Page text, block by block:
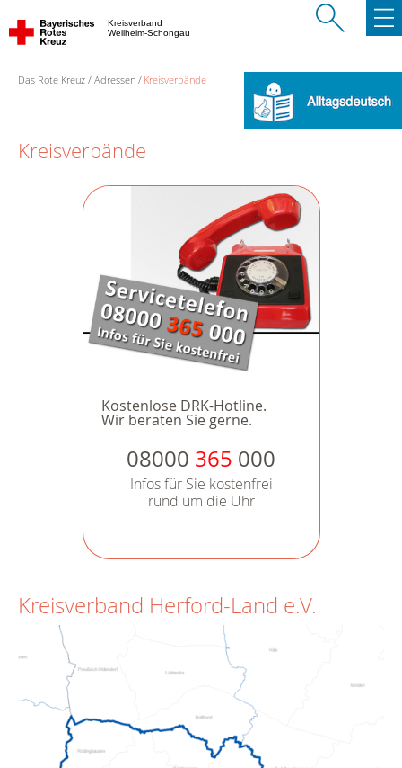
Kreisverband
Weilheim-Schongau
Das Rote Kreuz Adressen Kreisverbände
Kreisverbände
Kostenlose DRK-Hotline.
Wir beraten Sie gerne.
08000 365 000
Infos für Sie kostenfrei
rund um die Uhr
Kreisverband Herford-Land e.V.